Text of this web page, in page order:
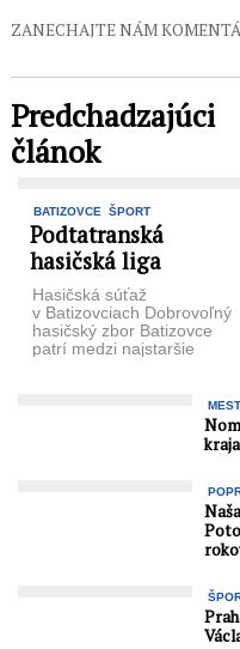
ZANECHAJTE NÁM
Predchadzajúci
článok
BATIZOVCE ŠPORT
Podtatranská
hasičská liga
Hasičská súťaž
v Batizovciach Dobrovoľný
hasičský zbor Batizovce
patrí medzi najstaršie